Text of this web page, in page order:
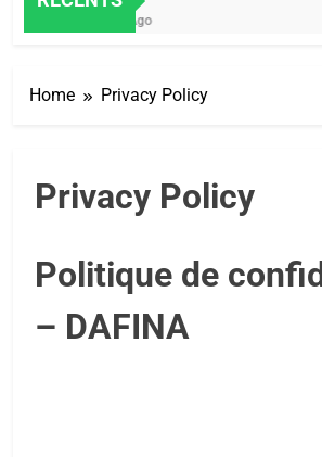
Home Privacy Policy
Privacy Policy
Politique de
– DAFINA